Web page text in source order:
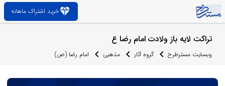
diamondخرید اشتراک ماهانه
تراکت لایه باز ولادت امام رضا ع
وبسایت مسترطرح گروه آثار مذهبی امام رضا (ص)